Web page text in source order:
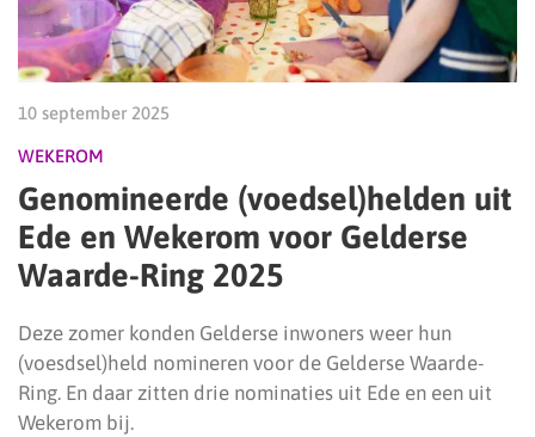
10 september 2025
WEKEROM
Genomineerde (voedsel)helden uit
Ede en Wekerom voor Gelderse
Waarde-Ring 2025
Deze zomer konden Gelderse inwoners weer hun
(voesdsel)held nomineren voor de Gelderse Waarde-
Ring. En daar zitten drie nominaties uit Ede en een uit
Wekerom bij.